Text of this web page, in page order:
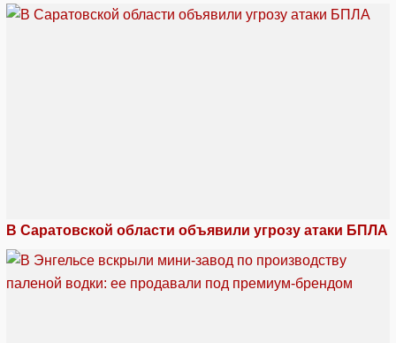
В Саратовской области объявили угрозу атаки БПЛА